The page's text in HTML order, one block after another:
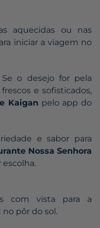
aquecidas ou nas
iniciar a viagem no
o desejo for pela
e sofisticados,
Kaigan pelo app do
e sabor para
Nossa Senhora
escolha.
com vista para a
pôr do sol.